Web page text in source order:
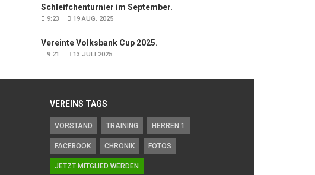
Schleifchenturnier im September.
9:23 19 AUG. 2025
Vereinte Volksbank Cup 2025.
9:21 13 JULI 2025
VEREINS TAGS
VORSTAND TRAINING HERREN 1
FACEBOOK CHRONIK FOTOS
JETZT MITGLIED WERDEN